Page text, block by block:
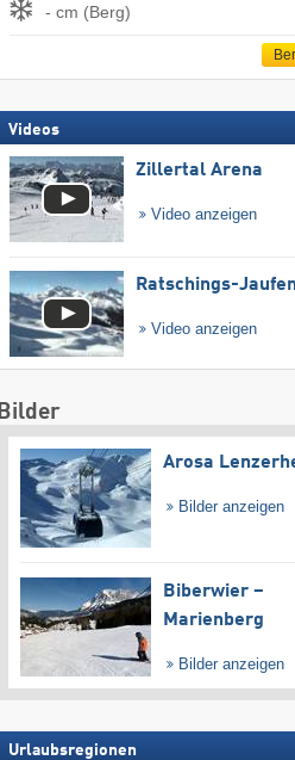
- cm (Berg)
Videos
Zillertal Arena
Video anzeigen
Ratschings-
Video anzeigen
Bilder
Arosa
Bilder anzeigen
Biberwier –
Marienberg
Bilder anzeigen
Urlaubsregionen